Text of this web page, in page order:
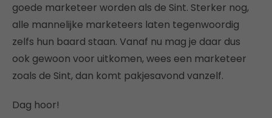
goede marketeer worden als de Sint. Sterker nog,
alle mannelijke marketeers laten tegenwoordig
zelfs hun baard staan. Vanaf nu mag je daar dus
ook gewoon voor uitkomen, wees een marketeer
zoals de Sint, dan komt pakjesavond vanzelf.
Dag hoor!